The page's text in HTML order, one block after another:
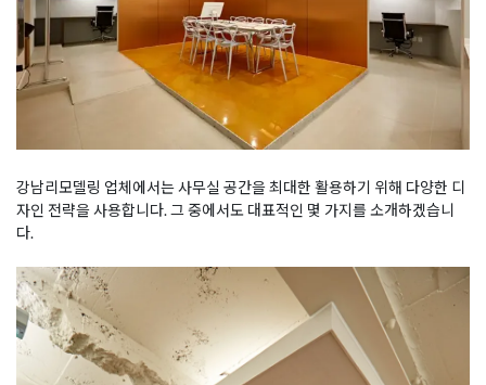
강남리모델링 업체에서는 사무실 공간을 최대한 활용하기 위해 다양한 디
자인 전략을 사용합니다. 그 중에서도 대표적인 몇 가지를 소개하겠습니
다.